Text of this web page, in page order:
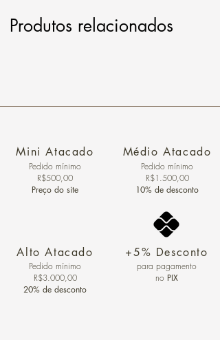
Produtos relacionados
Mini Atacado
Pedido ​mínimo
R$500,00
Preço do site
Alto Atacado
Pedido mínimo
R$3.000,00
20% de desconto
Médio Atacado
Pedido mínimo
R$1.500,00
10% de desconto
+5% Desconto
para pagamento
no PIX